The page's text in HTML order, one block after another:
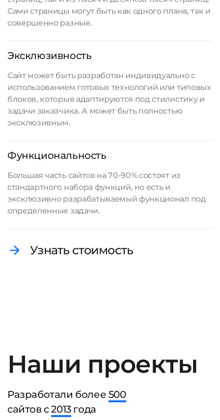
Сами страницы могут быть как одного плана, так и
совершенно разные.
Эксклюзивность
Сайт может быть разработан индивидуально с
использованием готовых технологий или типовых
блоков, которые адаптируются под стилистику и
задачи заказчика. А может быть полностью
эксклюзивным.
Функциональность
Большая часть сайтов на 70-90% состоят из
стандартного набора функций, но есть и
эксклюзивно разрабатываемый функционал под
определенные задачи.
Узнать стоимость
Наши проекты
Разработали более 500
сайтов с2013года